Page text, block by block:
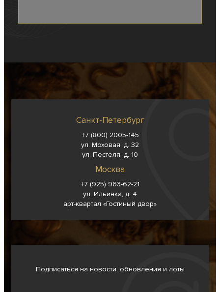
Санкт-Петербург
+7 (800) 2005-145
ул. Моховая, д. 32
ул. Пестеля, д. 10
Москва
+7 (925) 963-62-21
ул. Ильинка, д. 4
арт-квартал «Гостиный двор»
Подписаться на новости, обновления и лоты